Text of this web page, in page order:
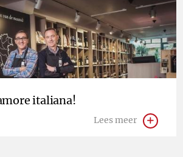
italiana!
Lees meer